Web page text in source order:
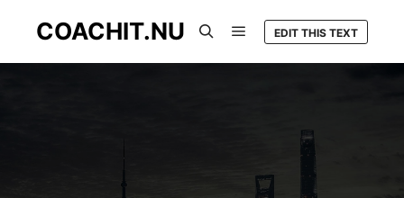
COACHIT.NU EDIT THIS TEXT